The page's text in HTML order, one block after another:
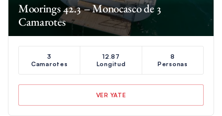
Moorings 42.3 – Monocasco de 3
Camarotes
3
Camarotes
12.87
Longitud
8
Personas
VER YATE